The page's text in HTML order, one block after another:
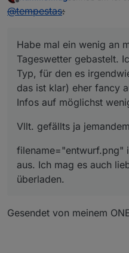
Offline zuletzt editiert
@tempestas:
Habe mal ein wenig an
Tageswetter gebastelt.
Typ, für den es
das ist klar) eher fancy
Infos auf möglichst
Vllt. gefällts ja
filename="entwurf.png"
aus. Ich mag es auch
überladen.
Gesendet von meinem